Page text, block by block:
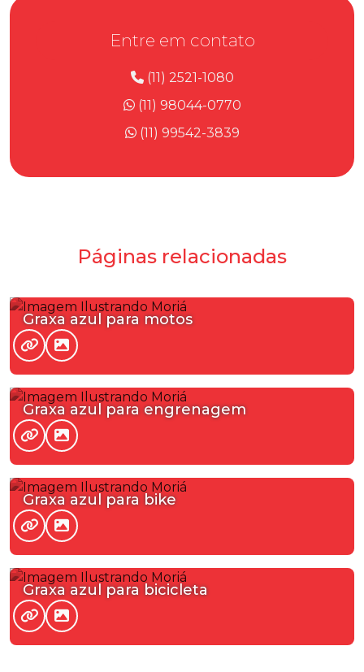
Entre em contato
(11) 2521-1080
(11) 98044-0770
(11) 99542-3839
Páginas relacionadas
Graxa azul para motos
Graxa azul para engrenagem
Graxa azul para bike
Graxa azul para bicicleta